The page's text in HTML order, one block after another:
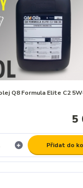
Q8 Formula Elite C2
5
Přidat do